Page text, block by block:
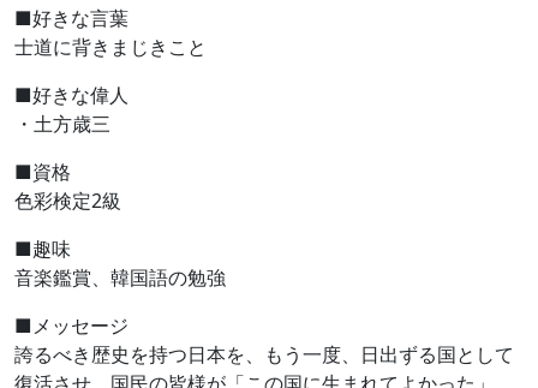
■好きな言葉
士道に背きまじきこと
■好きな偉人
・土方歳三
■資格
色彩検定2級
■趣味
音楽鑑賞、韓国語の勉強
■メッセージ
誇るべき歴史を持つ日本を、もう一度、日出ずる国として